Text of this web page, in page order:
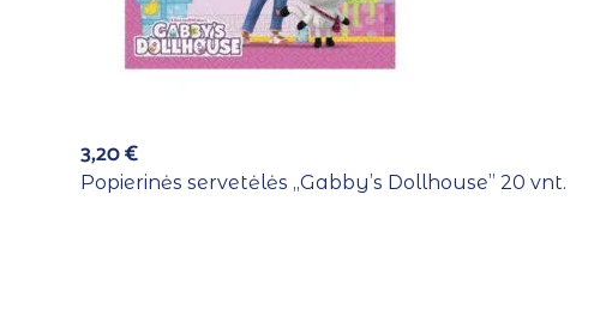
3,20€
Popierinės servetėlės ,,Gabby’s Dollhouse” 20 vnt.